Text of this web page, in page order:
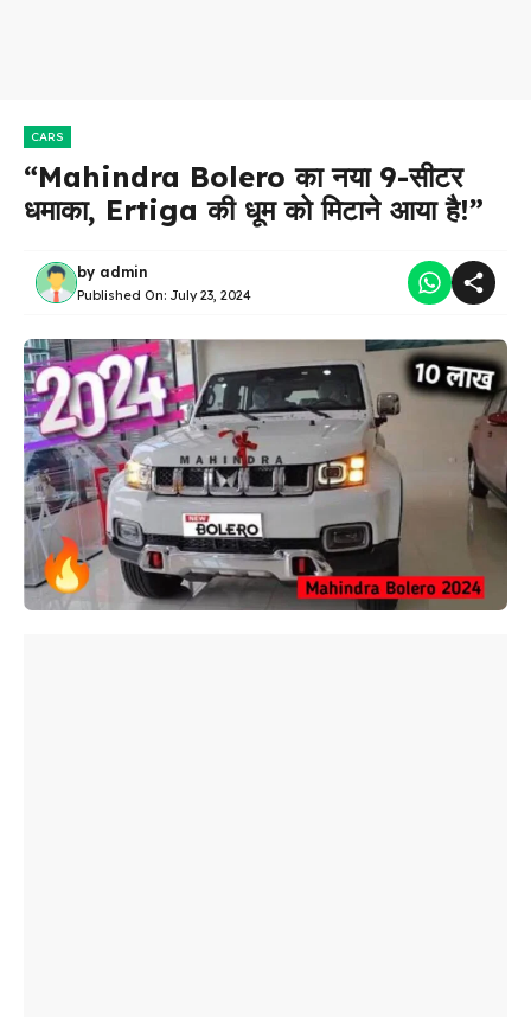
CARS
“Mahindra Bolero का नया 9-सीटर
धमाका, Ertiga की धूम को मिटाने आया है!”
by admin
Published On: July 23, 2024